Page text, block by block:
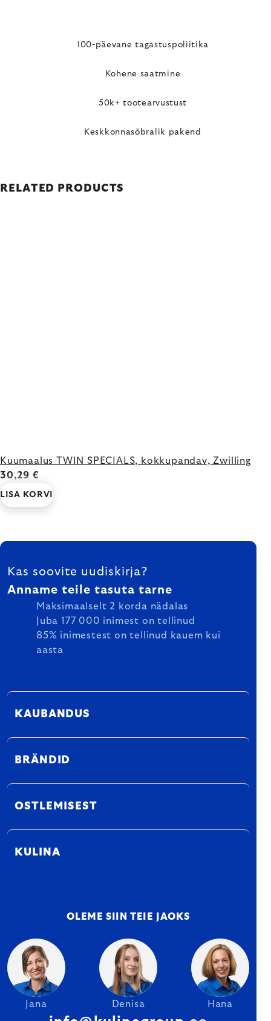
100-päevane tagastuspoliitika
Kohene saatmine
50k+ tootearvustust
Keskkonnasõbralik pakend
RELATED PRODUCTS
Kuumaalus TWIN SPECIALS, kokkupandav, Zwilling
30,29 €
LISA KORVI
FOOTER
Kas soovite uudiskirja?
Anname teile tasuta tarne
Maksimaalselt 2 korda nädalas
Juba 177 000 inimest on tellinud
85% inimestest on tellinud kauem kui
aasta
KAUBANDUS
BRÄNDID
OSTLEMISEST
KULINA
OLEME SIIN TEIE JAOKS
Jana Denisa Hana